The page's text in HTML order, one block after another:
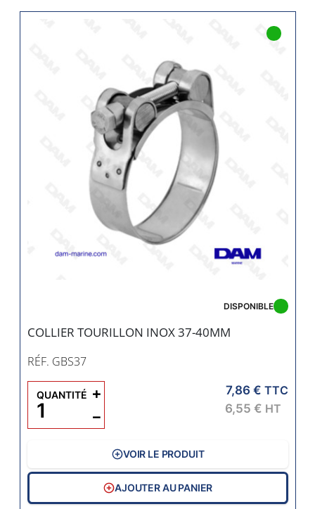
COLLIER TOURILLON INOX 37-40MM
RÉF. GBS37
DISPONIBLE
7,86 € TTC
6,55 € HT
QUANTITÉ
−
+
VOIR LE PRODUIT
AJOUTER AU PANIER